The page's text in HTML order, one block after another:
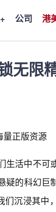
公司 港
无限
量正版资源
生活中不可
疑的科幻巨
沉浸其中